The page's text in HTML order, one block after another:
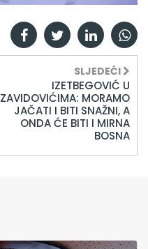
SLJEDEĆI
IZETBEGOVIĆ U
ZAVIDOVIĆIMA: MORAMO
JAČATI I BITI SNAŽNI, A
ONDA ĆE BITI I MIRNA
BOSNA